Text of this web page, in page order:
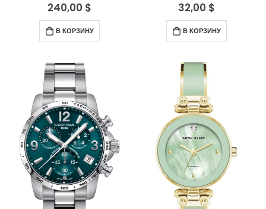
0 out of 5
240,00 $
В КОРЗИНУ
0out of 5
32,00 $
В КОРЗИНУ